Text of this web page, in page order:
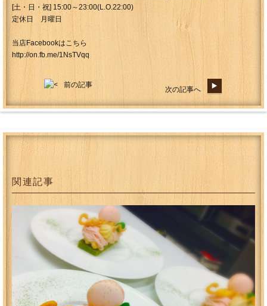
[土・日・祝] 15:00～23:00(L.O.22:00)
定休日 月曜日
当店Facebookはこちら
http://on.fb.me/1NsTVqq
前の記事
次の記事へ
関連記事